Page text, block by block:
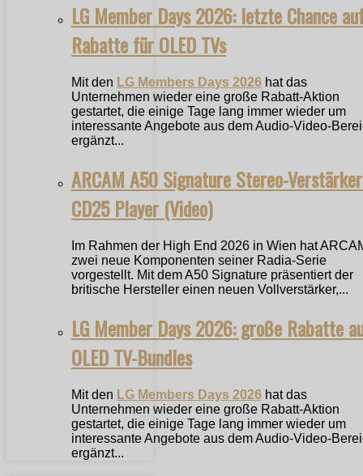
LG Member Days 2026: letzte Chance
Rabatte für OLED TVs
Mit den LG Members Days 2026 hat das
Unternehmen wieder eine große Rabatt-Aktion
gestartet, die einige Tage lang immer wieder um
interessante Angebote aus dem Audio-Video-
ergänzt...
ARCAM A50 Signature Stereo-
CD25 Player (Video)
Im Rahmen der High End 2026 in Wien hat
zwei neue Komponenten seiner Radia-Serie
vorgestellt. Mit dem A50 Signature präsentiert der
britische Hersteller einen neuen Vollverstärker,...
LG Member Days 2026: große Rabatte
OLED TV-Bundles
Mit den LG Members Days 2026 hat das
Unternehmen wieder eine große Rabatt-Aktion
gestartet, die einige Tage lang immer wieder um
interessante Angebote aus dem Audio-Video-
ergänzt...